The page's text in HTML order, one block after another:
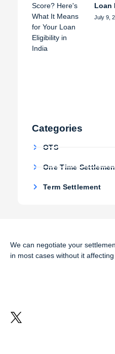
Loan
July 9,
Categories
OTS
One Time
Term Settlement
We can negotiate your
in most cases without it